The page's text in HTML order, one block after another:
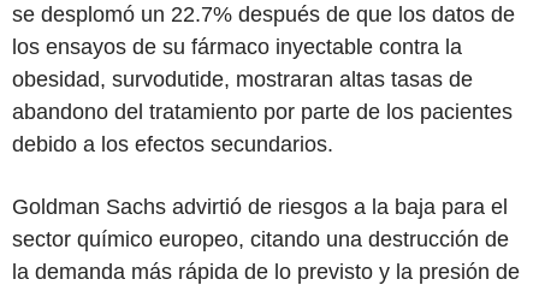
se desplomó un 22.7% después de que los datos de
los ensayos de su fármaco inyectable contra la
obesidad, survodutide, mostraran altas tasas de
abandono del tratamiento por parte de los pacientes
debido a los efectos secundarios.
Goldman Sachs advirtió de riesgos a la baja para el
sector químico europeo, citando una destrucción de
la demanda más rápida de lo previsto y la presión de